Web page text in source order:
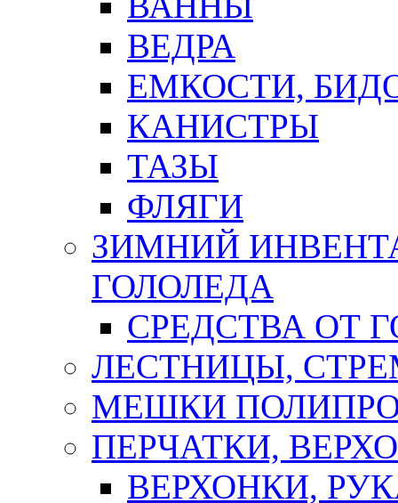
ВЕДРА
ЕМКОСТИ,
КАНИСТРЫ
ТАЗЫ
ФЛЯГИ
ЗИМНИЙ
ГОЛОЛЕДА
СРЕДСТВА ОТ
ЛЕСТНИЦЫ,
МЕШКИ
ПЕРЧАТКИ,
ВЕРХОНКИ,